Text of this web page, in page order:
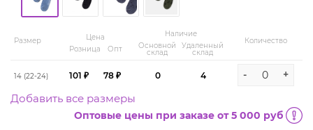
Размер
Цена
Розница
Опт
Наличие
Основной
склад
Удаленный
склад
Количество
14 (22-24) 101 ₽ 78 ₽ 0 4 - +
Добавить все размеры
Оптовые цены при заказе от 5 000 руб